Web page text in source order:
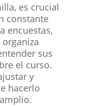
es crucial
constante
encuestas,
sus
el curso.
y
hacerlo